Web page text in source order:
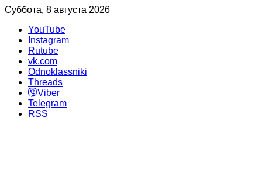
Суббота, 8 августа 2026
YouTube
Instagram
Rutube
vk.com
Odnoklassniki
Threads
Viber
Telegram
RSS